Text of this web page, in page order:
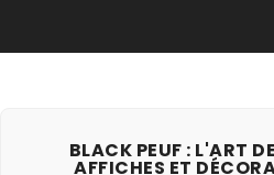
BLACK PEUF : L'ART
AFFICHES ET